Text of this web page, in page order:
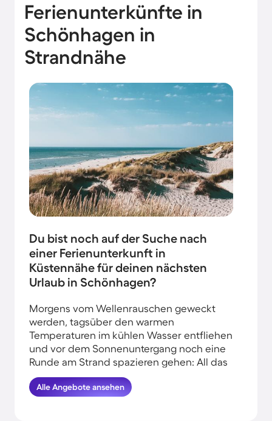
Ferienunterkünfte in
Schönhagen in
Strandnähe
Du bist noch auf der Suche nach
einer Ferienunterkunft in
Küstennähe für deinen nächsten
Urlaub in Schönhagen?
Morgens vom Wellenrauschen geweckt
werden, tagsüber den warmen
Temperaturen im kühlen Wasser entfliehen
und vor dem Sonnenuntergang noch eine
Runde am Strand spazieren gehen: All das
kannst du erleben, wenn du deinen Urlaub
in Strandnähe in Schönhagen verbringst.
Alle Angebote ansehen